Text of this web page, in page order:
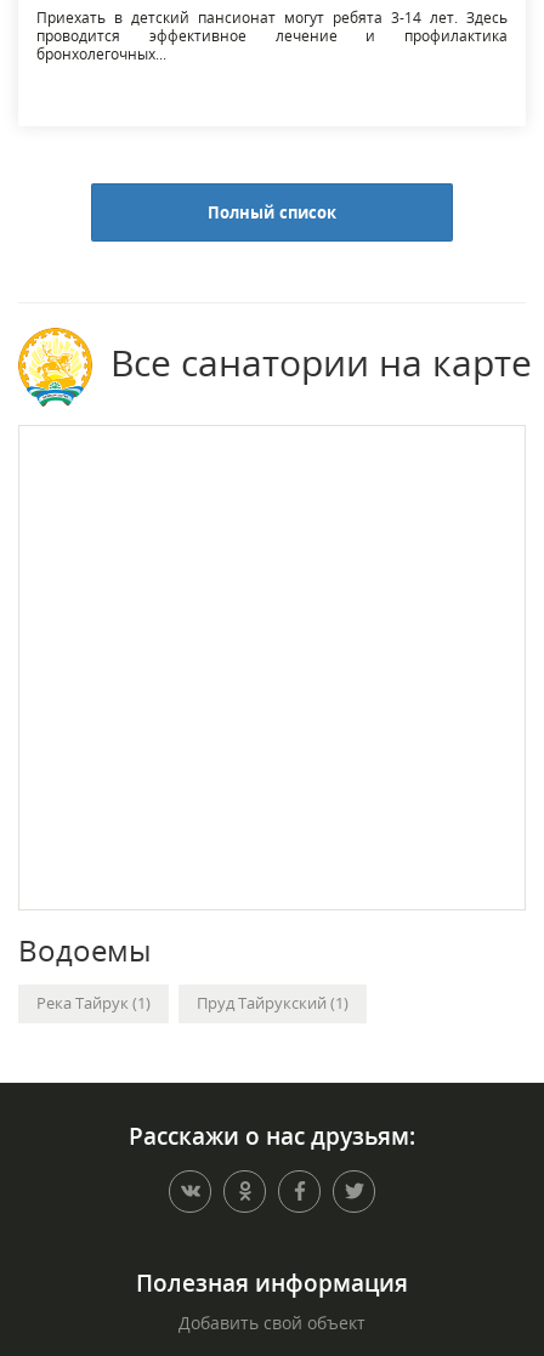
Приехать в детский пансионат могут ребята 3-14 лет. Здесь
проводится эффективное лечение и профилактика
бронхолегочных...
Полный список
Все санатории на карте
Водоемы
Река Тайрук (1) Пруд Тайрукский (1)
Расскажи о нас друзьям:
Полезная информация
Добавить свой объект